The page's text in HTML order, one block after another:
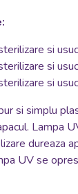
si
si
si
si simplu
Lampa
dureaza
UV se